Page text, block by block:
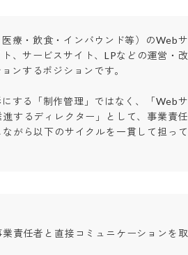
療・飲食・インバウンド等）のWebサ
、サービスサイト、LPなどの運営・改
ンするポジションです。
する「制作管理」ではなく、「Webサ
するディレクター」として、事業責任
がら以下のサイクルを一貫して担って
責任者と直接コミュニケーションを取